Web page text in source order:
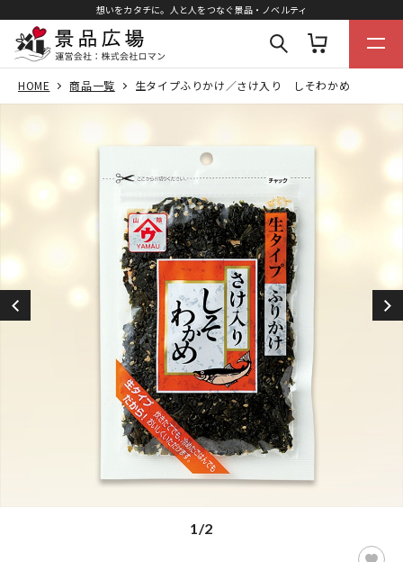
想いをカタチに。人と人をつなぐ景品・ノベルティ
HOME 商品一覧 生タイプふりかけ／さけ入り しそわかめ
1/2